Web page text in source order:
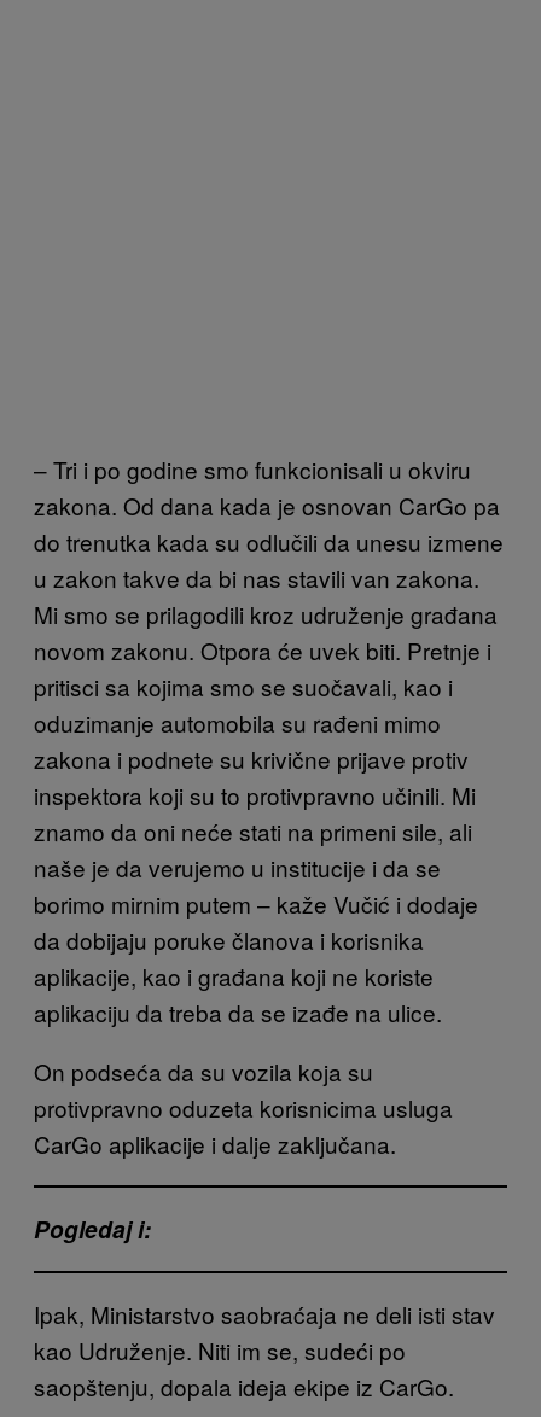
– Tri i po godine smo funkcionisali u okviru
zakona. Od dana kada je osnovan CarGo pa
do trenutka kada su odlučili da unesu izmene
u zakon takve da bi nas stavili van zakona.
Mi smo se prilagodili kroz udruženje građana
novom zakonu. Otpora će uvek biti. Pretnje i
pritisci sa kojima smo se suočavali, kao i
oduzimanje automobila su rađeni mimo
zakona i podnete su krivične prijave protiv
inspektora koji su to protivpravno učinili. Mi
znamo da oni neće stati na primeni sile, ali
naše je da verujemo u institucije i da se
borimo mirnim putem – kaže Vučić i dodaje
da dobijaju poruke članova i korisnika
aplikacije, kao i građana koji ne koriste
aplikaciju da treba da se izađe na ulice.
On podseća da su vozila koja su
protivpravno oduzeta korisnicima usluga
CarGo aplikacije i dalje zaključana.
Pogledaj i:
Ipak, Ministarstvo saobraćaja ne deli isti stav
kao Udruženje. Niti im se, sudeći po
saopštenju, dopala ideja ekipe iz CarGo.